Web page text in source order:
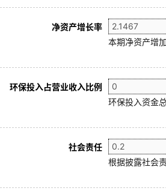
净资产增长率
本期净资产增
环保投入占营业收入比例
环保投入资金
社会责任
根据披露社会